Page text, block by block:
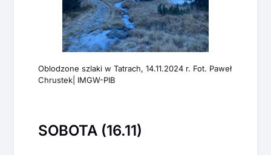
Oblodzone szlaki w Tatrach, 14.11.2024 r. Fot. Paweł
Chrustek| IMGW-PIB
SOBOTA (16.11)